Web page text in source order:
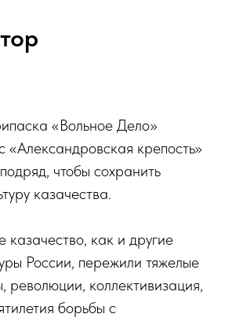
«Вольное Дело»
«Александровская крепость»
чтобы сохранить
казачества.
казачество, как и другие
России, пережили тяжелые
революции, коллективизация,
борьбы с